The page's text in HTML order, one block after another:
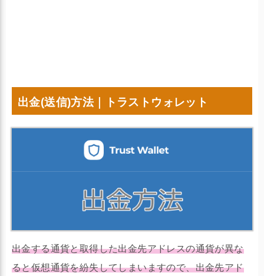
出金(送信)方法｜トラストウォレット
出金する通貨と取得した出金先アドレスの通貨が異な
ると仮想通貨を紛失してしまいますので、出金先アド